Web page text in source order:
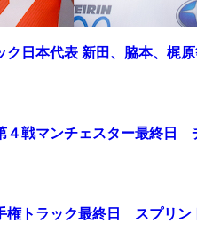
ク日本代表 新田、脇本、梶
４戦マンチェスター最終日
権トラック最終日 スプリン